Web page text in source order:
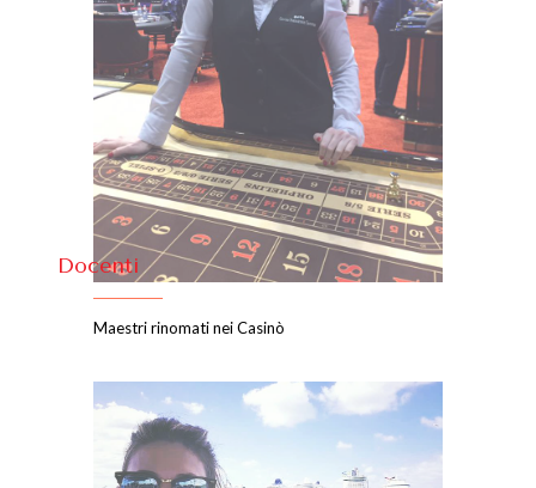
Docenti
Maestri rinomati nei Casinò